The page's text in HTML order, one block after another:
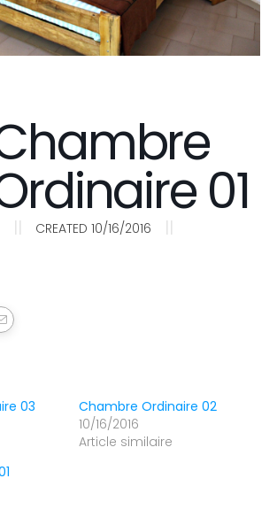
01
|| CREATED 10/16/2016 ||
03
Chambre Ordinaire 02
10/16/2016
Article similaire